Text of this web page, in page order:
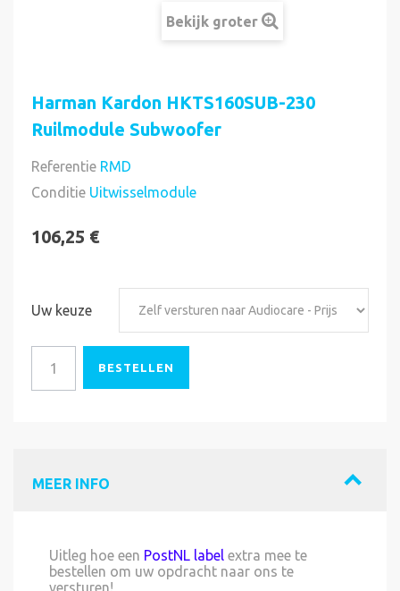
Bekijk groter
Harman Kardon HKTS160SUB-230
Ruilmodule Subwoofer
Referentie RMD
Conditie Uitwisselmodule
106,25 €
Uw keuze
BESTELLEN
MEER INFO
Uitleg hoe een PostNL label extra mee te
bestellen om uw opdracht naar ons te
versturen!